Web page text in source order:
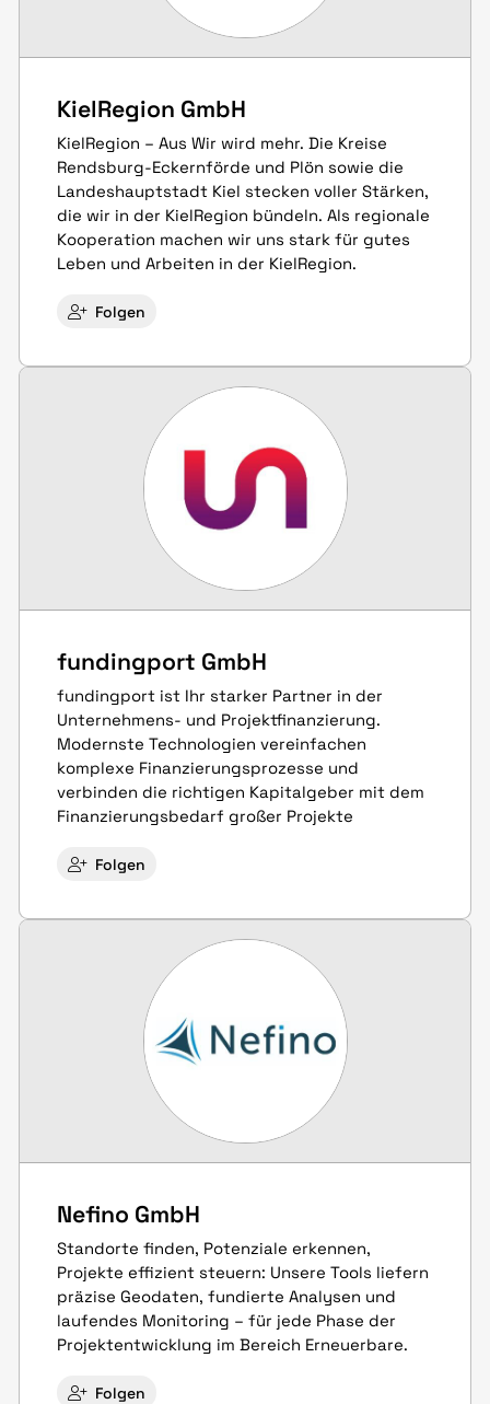
KielRegion GmbH
KielRegion – Aus Wir wird mehr. Die Kreise
Rendsburg-Eckernförde und Plön sowie die
Landeshauptstadt Kiel stecken voller Stärken,
die wir in der KielRegion bündeln. Als regionale
Kooperation machen wir uns stark für gutes
Leben und Arbeiten in der KielRegion.
Folgen
fundingport GmbH
fundingport ist Ihr starker Partner in der
Unternehmens- und Projektfinanzierung.
Modernste Technologien vereinfachen
komplexe Finanzierungsprozesse und
verbinden die richtigen Kapitalgeber mit dem
Finanzierungsbedarf großer Projekte
Folgen
Nefino GmbH
Standorte finden, Potenziale erkennen,
Projekte effizient steuern: Unsere Tools liefern
präzise Geodaten, fundierte Analysen und
laufendes Monitoring – für jede Phase der
Projektentwicklung im Bereich Erneuerbare.
Folgen